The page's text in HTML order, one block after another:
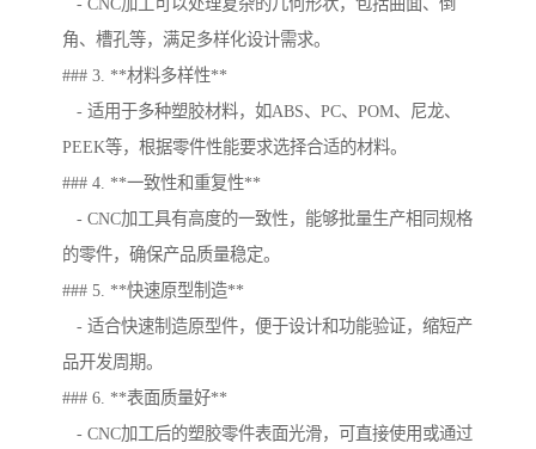
- CNC加工可以处理复杂的几何形状，包括曲面、倒
角、槽孔等，满足多样化设计需求。
### 3. **材料多样性**
- 适用于多种塑胶材料，如ABS、PC、POM、尼龙、
PEEK等，根据零件性能要求选择合适的材料。
### 4. **一致性和重复性**
- CNC加工具有高度的一致性，能够批量生产相同规格
的零件，确保产品质量稳定。
### 5. **快速原型制造**
- 适合快速制造原型件，便于设计和功能验证，缩短产
品开发周期。
### 6. **表面质量好**
- CNC加工后的塑胶零件表面光滑，可直接使用或通过